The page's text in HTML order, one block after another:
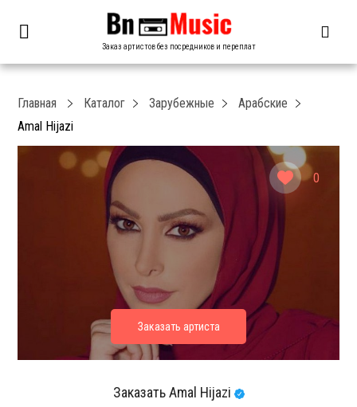
Заказ артистов без посредников и переплат
0
Главная Каталог Зарубежные
Арабские
Amal Hijazi
Заказать Amal Hijazi